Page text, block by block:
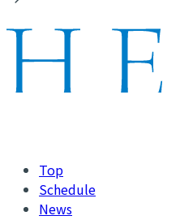
Top
Schedule
News